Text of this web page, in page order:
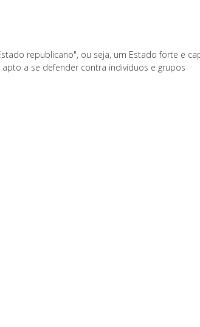
republicano", ou seja, um Estado forte e
a se defender contra indivíduos e grupos